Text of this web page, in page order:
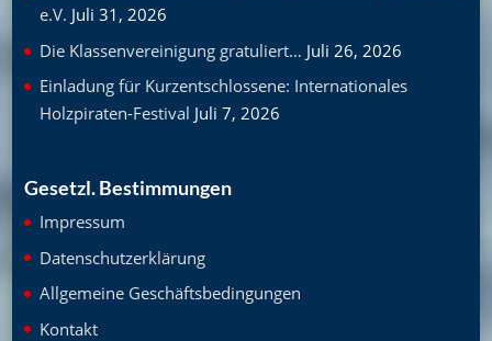
e.V. Juli 31, 2026
Die Klassenvereinigung gratuliert… Juli 26, 2026
Einladung für Kurzentschlossene: Internationales
Holzpiraten-Festival Juli 7, 2026
Gesetzl. Bestimmungen
Impressum
Datenschutzerklärung
Allgemeine Geschäftsbedingungen
Kontakt